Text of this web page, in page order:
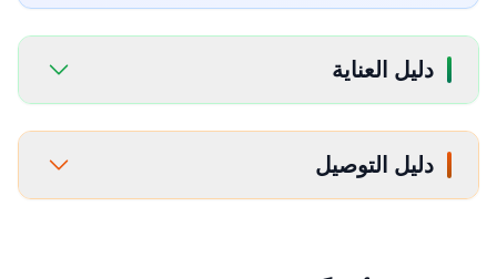
دليل العناية
دليل التوصيل